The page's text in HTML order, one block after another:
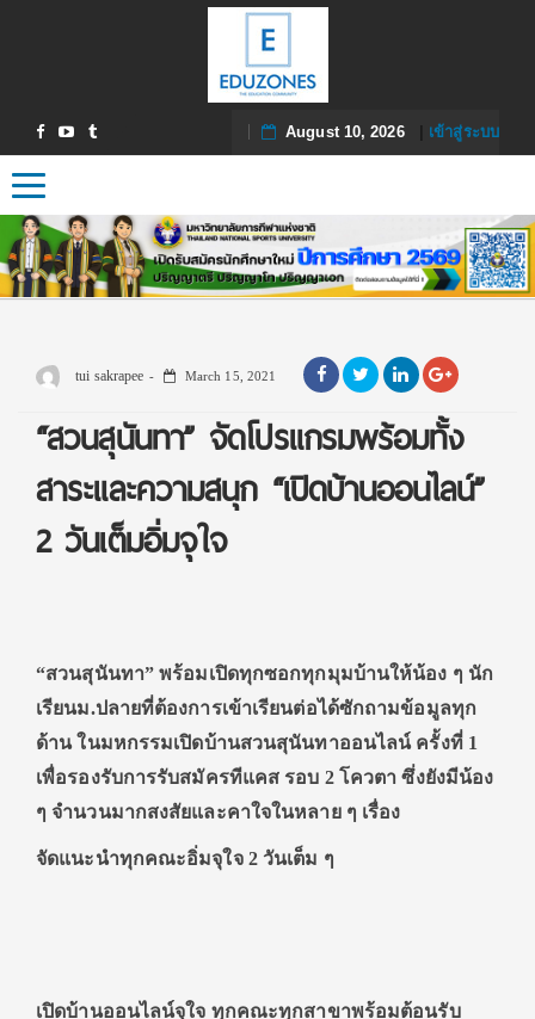
August 10, 2026| เข้าสู่ระบบ
Toggle navigation
tui sakrapee March 15, 2021
“สวนสุนันทา” จัดโปรแกรมพร้อมทั้ง
สาระและความสนุก “เปิดบ้านออนไลน์”
2 วันเต็มอิ่มจุใจ
“สวนสุนันทา” พร้อมเปิดทุกซอกทุกมุมบ้านให้น้อง ๆ นัก
เรียนม.ปลายที่ต้องการเข้าเรียนต่อได้ซักถามข้อมูลทุก
ด้าน ในมหกรรมเปิดบ้านสวนสุนันทาออนไลน์ ครั้งที่ 1
เพื่อรองรับการรับสมัครทีแคส รอบ 2 โควตา ซึ่งยังมีน้อง
ๆ จำนวนมากสงสัยและคาใจในหลาย ๆ เรื่อง
จัดแนะนำทุกคณะอิ่มจุใจ 2 วันเต็ม ๆ
เปิดบ้านออนไลน์จุใจ ทุกคณะทุกสาขาพร้อมต้อนรับ